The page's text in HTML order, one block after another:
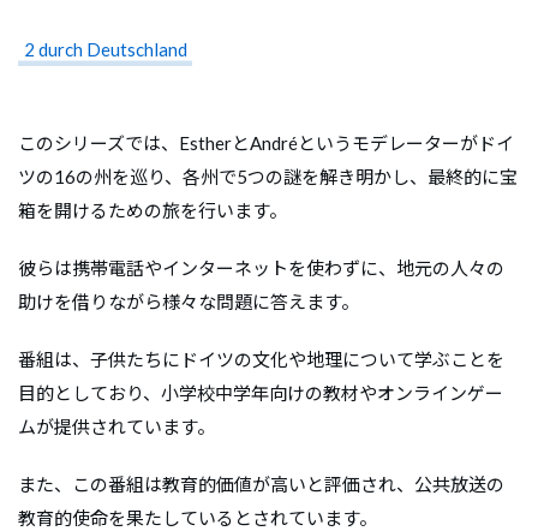
2 durch Deutschland
このシリーズでは、EstherとAndréというモデレーターがドイ
ツの16の州を巡り、各州で5つの謎を解き明かし、最終的に宝
箱を開けるための旅を行います。
彼らは携帯電話やインターネットを使わずに、地元の人々の
助けを借りながら様々な問題に答えます。
番組は、子供たちにドイツの文化や地理について学ぶことを
目的としており、小学校中学年向けの教材やオンラインゲー
ムが提供されています。
また、この番組は教育的価値が高いと評価され、公共放送の
教育的使命を果たしているとされています。